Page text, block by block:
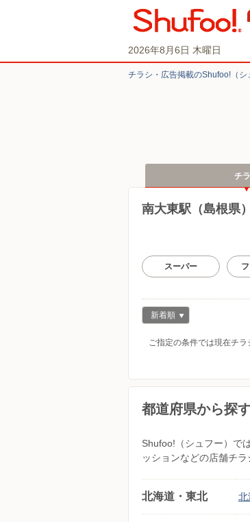
2026年8月6日 木曜日
チラシ・​広告掲載の​Shufoo!​（シ
チ
南大東駅（島根県
スーパー
新着順
ご指定の条件では現在チラ
都道府県から探
Shufoo!（シュフー）で
ッションなどの店舗チラ
北海道・東北 北